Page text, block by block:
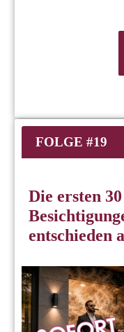
FOLGE #19
Die ersten
entschieden